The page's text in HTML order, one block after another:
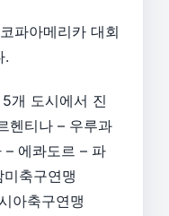
파아메리카 대회
.
개 도시에서 진
헨티나 – 우루과
에콰도르 – 파
축구연맹
아축구연맹